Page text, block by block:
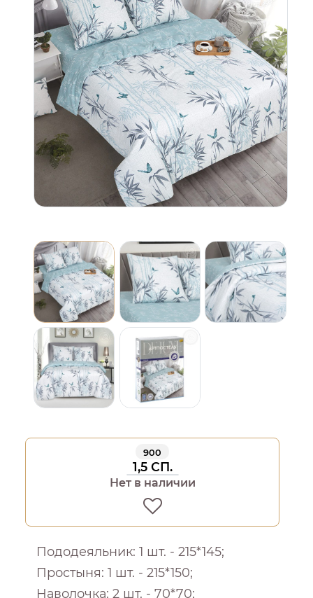
900
1,5 СП.
Нет в наличии
Пододеяльник: 1 шт. - 215*145;
Простыня: 1 шт. - 215*150;
Наволочка: 2 шт. - 70*70;